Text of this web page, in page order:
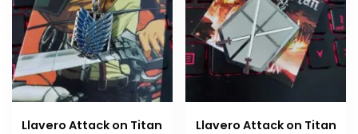
Llavero Attack on Titan
Llavero Attack on Titan